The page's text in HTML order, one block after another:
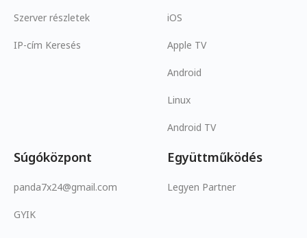
Szerver részletek
IP-cím Keresés
iOS
Apple TV
Android
Linux
Android TV
Súgóközpont
panda7x24@gmail.com
GYIK
Együttműködés
Legyen Partner